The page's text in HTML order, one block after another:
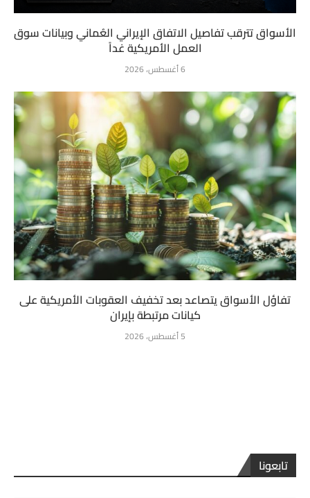
الأسواق تترقب تفاصيل الاتفاق الإيراني العُماني وبيانات سوق
العمل الأمريكية غداً
6 أغسطس، 2026
تفاؤل الأسواق يتصاعد بعد تخفيف العقوبات الأمريكية على
كيانات مرتبطة بإيران
5 أغسطس، 2026
تابعونا